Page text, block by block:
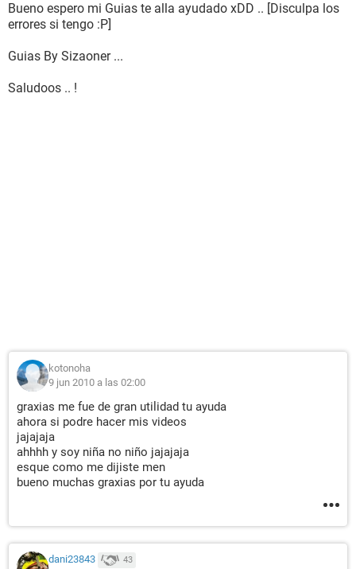
Bueno espero mi Guias te alla ayudado xDD .. [Disculpa los
errores si tengo :P]
Guias By Sizaoner ...
Saludoos .. !
kotonoha
9 jun 2010 a las 02:00
graxias me fue de gran utilidad tu ayuda
ahora si podre hacer mis videos
jajajaja
ahhhh y soy niña no niño jajajaja
esque como me dijiste men
bueno muchas graxias por tu ayuda
dani23843 43